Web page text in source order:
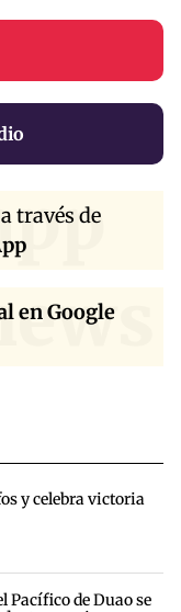
través de
en Google
y celebra victoria
Pacífico de Duao se